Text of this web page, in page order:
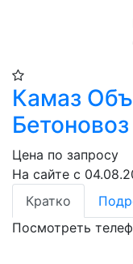
Камаз
Бетоновоз
Цена по запросу
На сайте с
Кратко
Посмотреть